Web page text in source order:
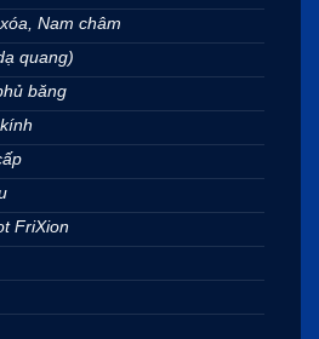
Nam châm
quang)
băng
FriXion